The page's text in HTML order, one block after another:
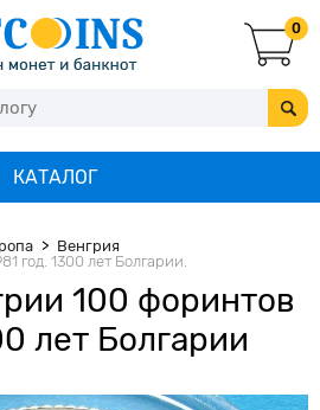
0
КАТАЛОГ
Венгрия
год. 1300 лет Болгарии.
100 форинтов
лет Болгарии